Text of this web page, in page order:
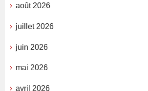
août 2026
juillet 2026
juin 2026
mai 2026
avril 2026